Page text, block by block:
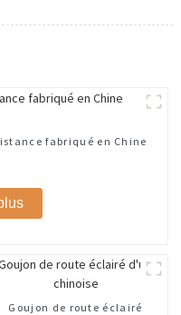
fabriqué en Chine
Goujon de route éclairé